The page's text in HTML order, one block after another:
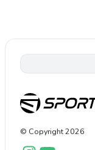
© Copyright2026